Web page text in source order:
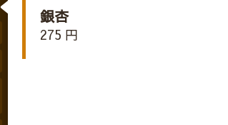
銀杏
275 円